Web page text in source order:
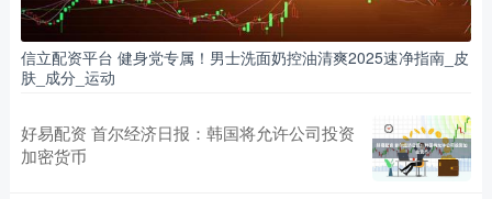
信立配资平台 健身党专属！男士洗面奶控油清爽2025速净指南_皮
肤_成分_运动
好易配资 首尔经济日报：韩国将允许公司投资
加密货币